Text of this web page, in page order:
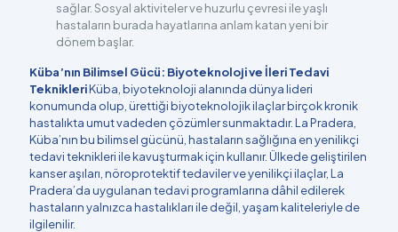
sağlar. Sosyal aktiviteler ve huzurlu çevresi ile yaşlı
hastaların burada hayatlarına anlam katan yeni bir
dönem başlar.
Küba’nın Bilimsel Gücü: Biyoteknoloji ve İleri Tedavi
TeknikleriKüba, biyoteknoloji alanında dünya lideri
konumunda olup, ürettiği biyoteknolojik ilaçlar birçok kronik
hastalıkta umut vadeden çözümler sunmaktadır. La Pradera,
Küba’nın bu bilimsel gücünü, hastaların sağlığına en yenilikçi
tedavi teknikleri ile kavuşturmak için kullanır. Ülkede geliştirilen
kanser aşıları, nöroprotektif tedaviler ve yenilikçi ilaçlar, La
Pradera’da uygulanan tedavi programlarına dâhil edilerek
hastaların yalnızca hastalıkları ile değil, yaşam kaliteleriyle de
ilgilenilir.